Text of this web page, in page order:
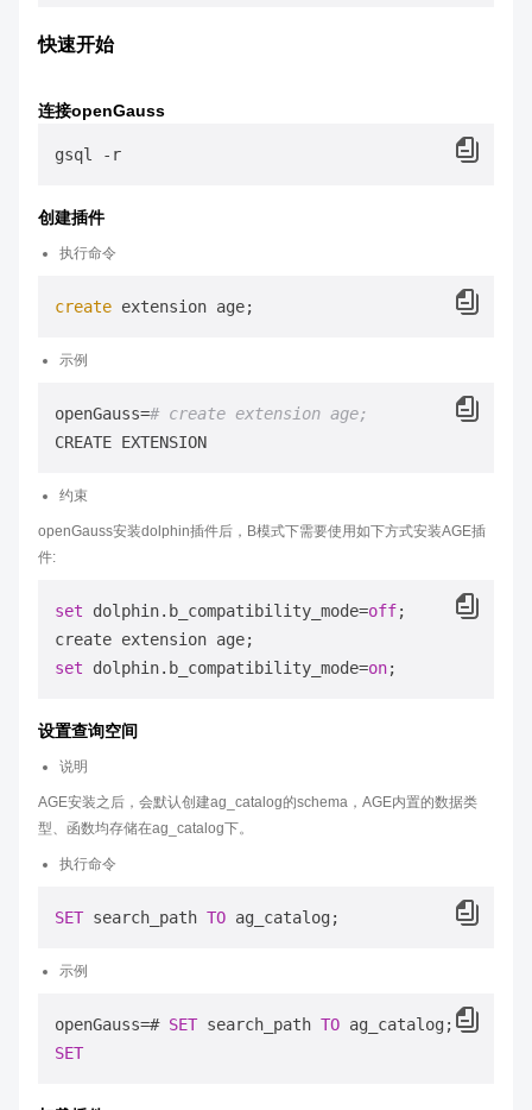
快速开始
连接openGauss
创建插件
执行命令
create
示例
openGauss=# create extension age;
约束
openGauss安装dolphin插件后，B模式下需要使用如下方式安装AGE插
件:
set dolphin.b_compatibility_mode=off;
set dolphin.b_compatibility_mode=on
设置查询空间
说明
AGE安装之后，会默认创建ag_catalog的schema，AGE内置的数据类
型、函数均存储在ag_catalog下。
执行命令
SET search_path TO
示例
openGauss=# SET search_path TO
SET